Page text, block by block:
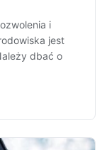
i
jest
dbać o